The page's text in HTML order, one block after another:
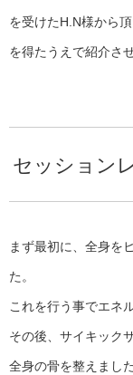
を受けたH.N様から
を得たうえで紹介さ
セッション
まず最初に、全身を
た。
これを行う事でエネ
その後、サイキック
全身の骨を整えました